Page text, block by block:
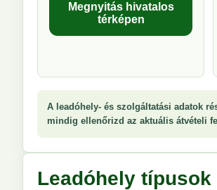
Megnyitás hivatalos
térképen
A leadóhely- és szolgáltatási adatok
mindig ellenőrizd az aktuális átvételi
Leadóhely típusok